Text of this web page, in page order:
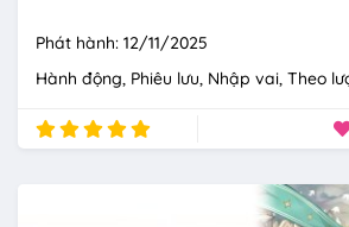
Phát hành: 12/11/2025
Hành động Phiêu lưu Nhập vai Theo